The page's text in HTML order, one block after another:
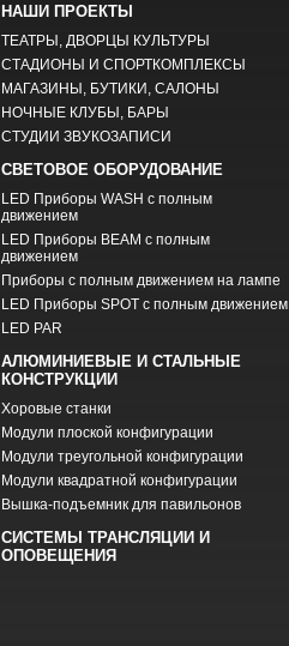
НАШИ ПРОЕКТЫ
ТЕАТРЫ, ДВОРЦЫ КУЛЬТУРЫ
СТАДИОНЫ И СПОРТКОМПЛЕКСЫ
МАГАЗИНЫ, БУТИКИ, САЛОНЫ
НОЧНЫЕ КЛУБЫ, БАРЫ
СТУДИИ ЗВУКОЗАПИСИ
СВЕТОВОЕ ОБОРУДОВАНИЕ
LED Приборы WASH с полным
движением
LED Приборы BEAM с полным
движением
Приборы с полным движением на лампе
LED Приборы SPOT с полным движением
LED PAR
АЛЮМИНИЕВЫЕ И СТАЛЬНЫЕ
КОНСТРУКЦИИ
Хоровые станки
Модули плоской конфигурации
Модули треугольной конфигурации
Модули квадратной конфигурации
Вышка-подъемник для павильонов
СИСТЕМЫ ТРАНСЛЯЦИИ И
ОПОВЕЩЕНИЯ